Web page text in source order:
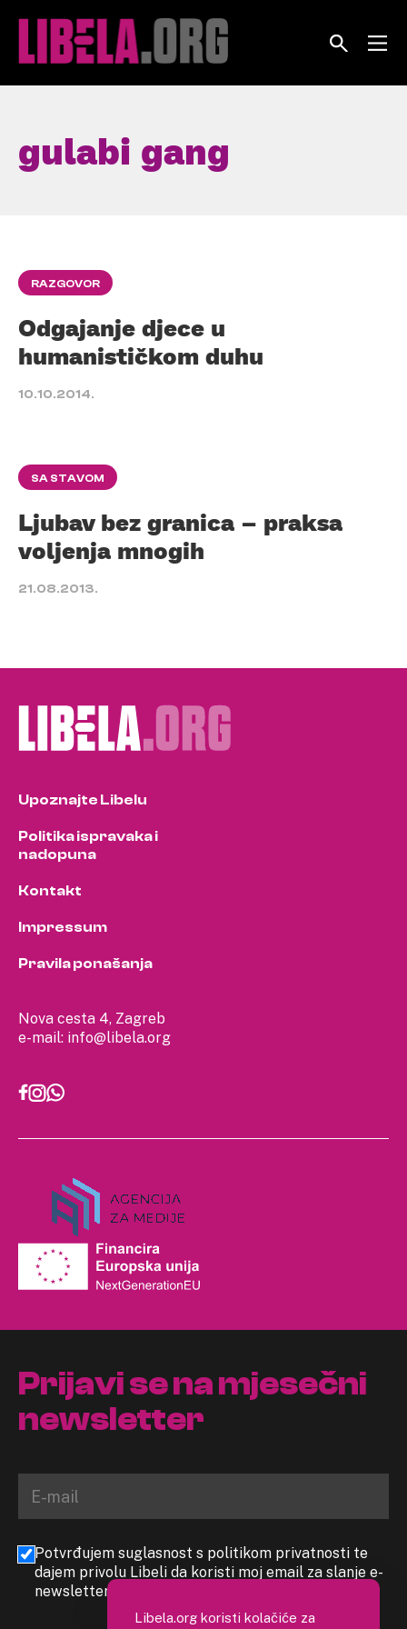
gulabi gang
RAZGOVOR
Odgajanje djece u
humanističkom duhu
10.10.2014.
SA STAVOM
Ljubav bez granica – praksa
voljenja mnogih
21.08.2013.
Nova cesta 4, Zagreb
e-mail: info@libela.org
Upoznajte Libelu
Politika ispravaka i
nadopuna
Kontakt
Impressum
Pravila ponašanja
Prijavi se na mjesečni
newsletter
Potvrđujem suglasnost s politikom privatnosti te
dajem privolu Libeli da koristi moj email za slanje e-
newslettera
Libela.org koristi kolačiće za